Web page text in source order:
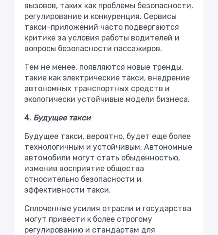
вызовов, таких как проблемы безопасности,
регулирование и конкуренция. Сервисы
такси-приложений часто подвергаются
критике за условия работы водителей и
вопросы безопасности пассажиров.
Тем не менее, появляются новые тренды,
такие как электрические такси, внедрение
автономных транспортных средств и
экологически устойчивые модели бизнеса.
4. Будущее такси
Будущее такси, вероятно, будет еще более
технологичным и устойчивым. Автономные
автомобили могут стать обыденностью,
изменив восприятие общества
относительно безопасности и
эффективности такси.
Сплоченные усилия отрасли и государства
могут привести к более строгому
регулированию и стандартам для